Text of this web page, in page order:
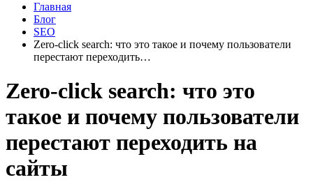
Главная
Блог
SEO
Zero-click search: что это такое и почему пользователи
перестают переходить…
Zero-click search: что это
такое и почему пользователи
перестают переходить на
сайты